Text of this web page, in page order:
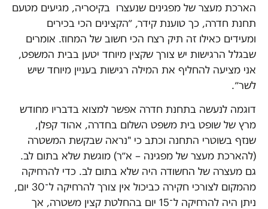
הארכת מעצר של מפגינים שנעצרו בקיסריה, מגיעים מטעם
תחנת חדרה, כך טוענת קידר, ״הקצינים הכי בכירים
ומעידים כאילו זה תיק רצח הכי חשוב של המחוז. אומרים
שבגלל הרגישות יש צורך שקצין מיוחד יטען בבית המשפט,
אני מציעה להחליף את המילה רגישות בעניין מיוחד שיש
לשר״.
דוגמה לנעשה בתחנת חדרה אפשר למצוא בדבריו מחודש
מרץ של שופט בית משפט השלום בחדרה, אהוד קפלן,
שנזף בשוטרי התחנה וכתב כי "נראה שבקשת המשטרה
(להארכת מעצר של מפגינה – א״ר) מוגשת שלא בתום לב.
גם מעצרה של החשודה היה שלא בתום לב. כדי להרחיקה
מהמקום לצורכי חקירה כביכול אין צורך להרחיקה ל־30 יום,
ניתן היה להרחיקה ל־15 יום בהחלטת קצין משטרה, אך